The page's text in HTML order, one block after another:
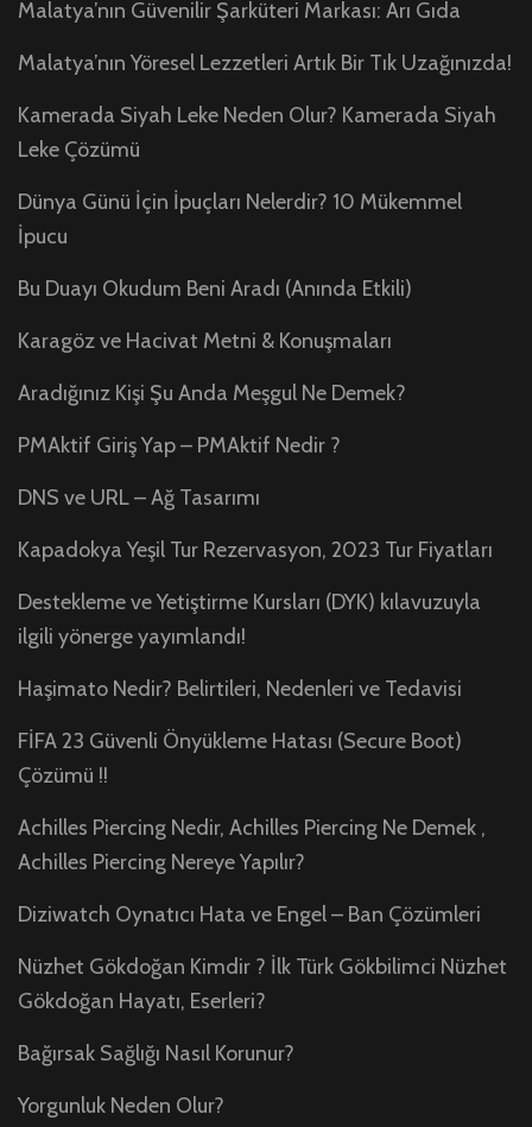
Malatya’nın Güvenilir Şarküteri Markası: Arı Gıda
Malatya’nın Yöresel Lezzetleri Artık Bir Tık Uzağınızda!
Kamerada Siyah Leke Neden Olur? Kamerada Siyah
Leke Çözümü
Dünya Günü İçin İpuçları Nelerdir? 10 Mükemmel
İpucu
Bu Duayı Okudum Beni Aradı (Anında Etkili)
Karagöz ve Hacivat Metni & Konuşmaları
Aradığınız Kişi Şu Anda Meşgul Ne Demek?
PMAktif Giriş Yap – PMAktif Nedir ?
DNS ve URL – Ağ Tasarımı
Kapadokya Yeşil Tur Rezervasyon, 2023 Tur Fiyatları
Destekleme ve Yetiştirme Kursları (DYK) kılavuzuyla
ilgili yönerge yayımlandı!
Haşimato Nedir? Belirtileri, Nedenleri ve Tedavisi
FİFA 23 Güvenli Önyükleme Hatası (Secure Boot)
Çözümü !!
Achilles Piercing Nedir, Achilles Piercing Ne Demek ,
Achilles Piercing Nereye Yapılır?
Diziwatch Oynatıcı Hata ve Engel – Ban Çözümleri
Nüzhet Gökdoğan Kimdir ? İlk Türk Gökbilimci Nüzhet
Gökdoğan Hayatı, Eserleri?
Bağırsak Sağlığı Nasıl Korunur?
Yorgunluk Neden Olur?